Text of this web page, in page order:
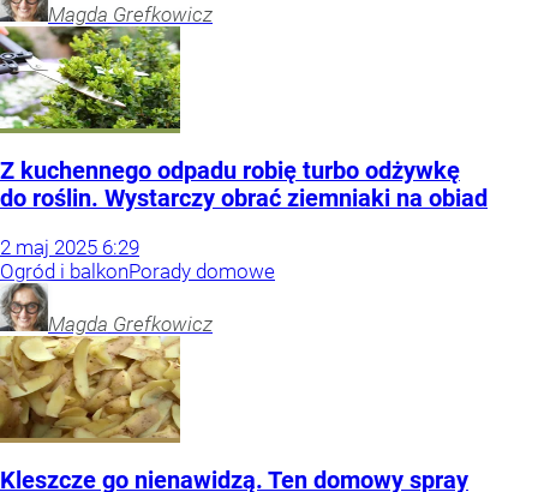
Magda Grefkowicz
Z kuchennego odpadu robię turbo odżywkę
do roślin. Wystarczy obrać ziemniaki na obiad
2 maj 2025 6:29
Ogród i balkonPorady domowe
Magda Grefkowicz
Kleszcze go nienawidzą. Ten domowy spray